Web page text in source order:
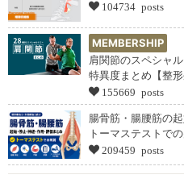
104734 posts
MEMBERSHIP
肩関節のスペシャ
特異度まとめ【整形
155669 posts
腸骨筋・腸腰筋の
トーマステストで
209459 posts